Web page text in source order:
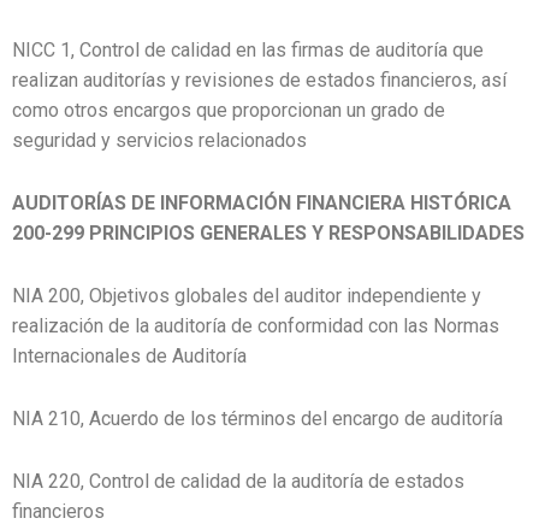
NICC 1, Control de calidad en las firmas de auditoría que
realizan auditorías y revisiones de estados financieros, así
como otros encargos que proporcionan un grado de
seguridad y servicios relacionados
AUDITORÍAS DE INFORMACIÓN FINANCIERA HISTÓRICA
200-299 PRINCIPIOS GENERALES Y RESPONSABILIDADES
NIA 200, Objetivos globales del auditor independiente y
realización de la auditoría de conformidad con las Normas
Internacionales de Auditoría
NIA 210, Acuerdo de los términos del encargo de auditoría
NIA 220, Control de calidad de la auditoría de estados
financieros